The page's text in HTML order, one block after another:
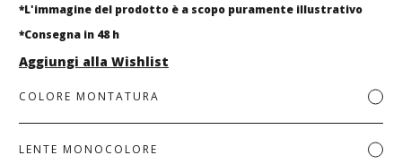
*L'immagine del prodotto è a scopo puramente illustrativo
*Consegna in 48 h
Aggiungi alla Wishlist
COLORE MONTATURA
LENTE MONOCOLORE